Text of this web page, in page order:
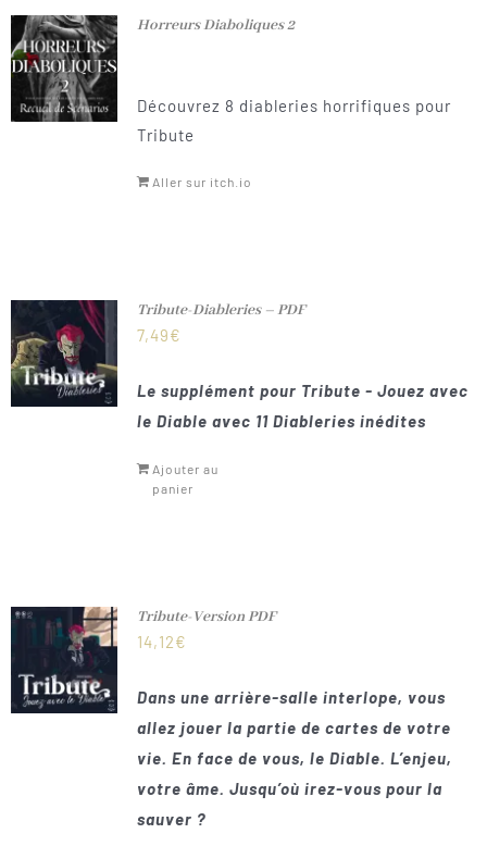
Horreurs Diaboliques 2
Découvrez 8 diableries horrifiques pour
Tribute
Aller sur itch.io
Tribute-Diableries – PDF
7,49€
Le supplément pour Tribute - Jouez avec
le Diable avec 11 Diableries inédites
Ajouter au
panier
Tribute-Version PDF
14,12€
Dans une arrière-salle interlope, vous
allez jouer la partie de cartes de votre
vie. En face de vous, le Diable. L’enjeu,
votre âme. Jusqu’où irez-vous pour la
sauver ?